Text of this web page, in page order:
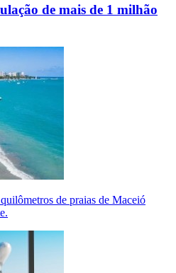
de mais de 1 milhão
de praias de Maceió